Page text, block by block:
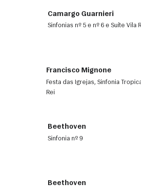
Camargo Guarnieri
Sinfonias nº 5 e nº 6 e Suíte Vila
Francisco Mignone
Festa das Igrejas, Sinfonia
Rei
Beethoven
Sinfonia nº 9
Beethoven